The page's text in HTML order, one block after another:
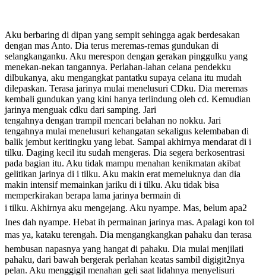
Aku berbaring di dipan yang sempit sehingga agak berdesakan
dengan mas Anto. Dia terus meremas-remas gundukan di
selangkanganku. Aku merespon dengan gerakan pinggulku yang
menekan-nekan tangannya. Perlahan-lahan celana pendekku
dilbukanya, aku mengangkat pantatku supaya celana itu mudah
dilepaskan. Terasa jarinya mulai menelusuri CDku. Dia meremas
kembali gundukan yang kini hanya terlindung oleh cd. Kemudian
jarinya menguak cdku dari samping. Jari
tengahnya dengan trampil mencari belahan no nokku. Jari
tengahnya mulai menelusuri kehangatan sekaligus kelembaban di
balik jembut keritingku yang lebat. Sampai akhirnya mendarat di i
tilku. Daging kecil itu sudah mengeras. Dia segera berkosentrasi
pada bagian itu. Aku tidak mampu menahan kenikmatan akibat
gelitikan jarinya di i tilku. Aku makin erat memeluknya dan dia
makin intensif memainkan jariku di i tilku. Aku tidak bisa
memperkirakan berapa lama jarinya bermain di
i tilku. Akhirnya aku mengejang. Aku nyampe. Mas, belum apa2
Ines dah nyampe. Hebat ih permainan jarinya mas. Apalagi kon tol
mas ya, kataku terengah. Dia mengangkangkan pahaku dan terasa
hembusan napasnya yang hangat di pahaku. Dia mulai menjilati
pahaku, dari bawah bergerak perlahan keatas sambil digigit2nya
pelan. Aku menggigil menahan geli saat lidahnya menyelisuri